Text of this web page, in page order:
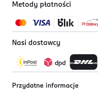
Metody płatności
Nasi dostawcy
Przydatne informacje